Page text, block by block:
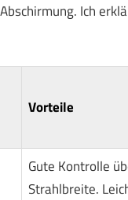
Ich
Vorteile
Gute Kontrolle
Strahlbreite.